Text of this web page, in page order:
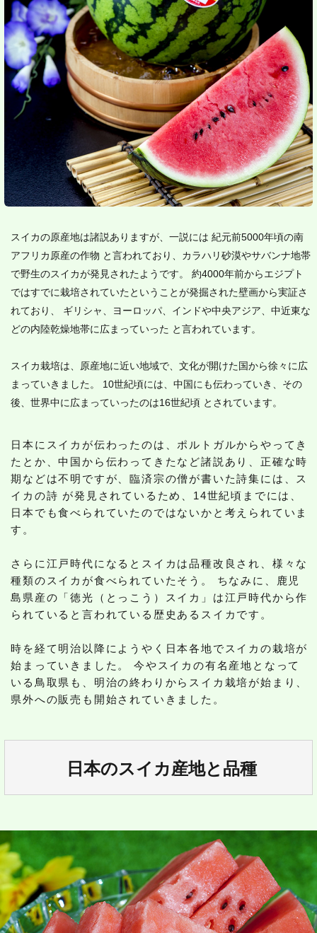
スイカの原産地は諸説ありますが、一説には 紀元前5000年頃の南
アフリカ原産の作物 と言われており、カラハリ砂漠やサバンナ地帯
で野生のスイカが発見されたようです。 約4000年前からエジプト
ではすでに栽培されていたということが発掘された壁画から実証さ
れており、 ギリシャ、ヨーロッパ、インドや中央アジア、中近東な
どの内陸乾燥地帯に広まっていった と言われています。
スイカ栽培は、原産地に近い地域で、文化が開けた国から徐々に広
まっていきました。 10世紀頃には、中国にも伝わっていき、その
後、世界中に広まっていったのは16世紀頃 とされています。
日本にスイカが伝わったのは、ポルトガルからやってき
たとか、中国から伝わってきたなど諸説あり、正確な時
期などは不明ですが、臨済宗の僧が書いた詩集には、ス
イカの詩 が発見されているため、14世紀頃までには、
日本でも食べられていたのではないかと考えられていま
す。
さらに江戸時代になるとスイカは品種改良され、様々な
種類のスイカが食べられていたそう。 ちなみに、鹿児
島県産の「徳光（とっこう）スイカ」は江戸時代から作
られていると言われている歴史あるスイカです。
時を経て明治以降にようやく日本各地でスイカの栽培が
始まっていきました。 今やスイカの有名産地となって
いる鳥取県も、明治の終わりからスイカ栽培が始まり、
県外への販売も開始されていきました。
日本のスイカ産地と品種